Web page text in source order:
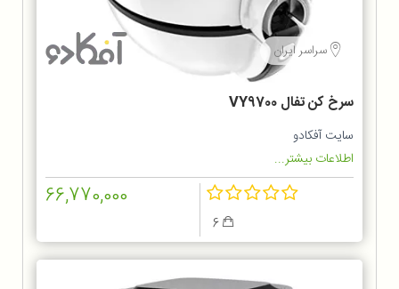
سراسر ایران
سرخ کن تفال VY9700
سایت آفکادو
اطلاعات بیشتر...
66,770,000